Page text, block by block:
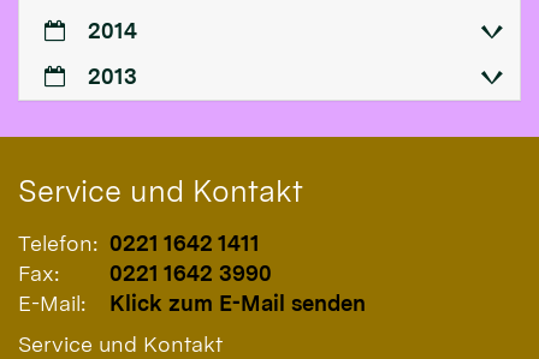
2014
2013
Service und Kontakt
Telefon: 0221 1642 1411
Fax:
0221 1642 3990
E-Mail:
Klick zum E-Mail senden
Service und Kontakt